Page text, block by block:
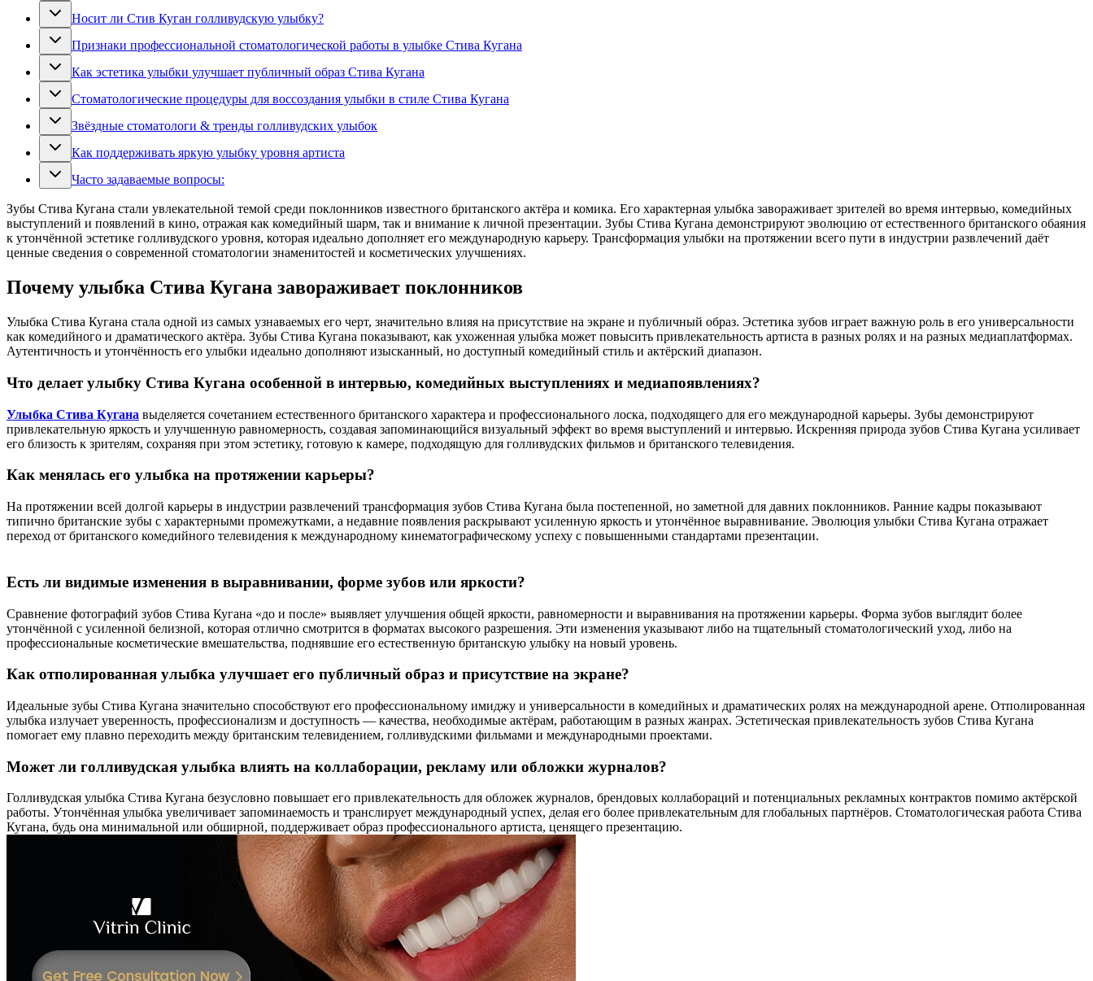
Носит ли Стив Куган голливудскую улыбку?
Признаки профессиональной стоматологической работы в улыбке Стива Кугана
Как эстетика улыбки улучшает публичный образ Стива Кугана
Стоматологические процедуры для воссоздания улыбки в стиле Стива Кугана
Звёздные стоматологи & тренды голливудских улыбок
Как поддерживать яркую улыбку уровня артиста
Часто задаваемые вопросы:
Зубы Стива Кугана стали увлекательной темой среди поклонников известного британского актёра и комика. Его характерная улыбка завораживает зрителей во время интервью, комедийных
выступлений и появлений в кино, отражая как комедийный шарм, так и внимание к личной презентации. Зубы Стива Кугана демонстрируют эволюцию от естественного британского обаяния
к утончённой эстетике голливудского уровня, которая идеально дополняет его международную карьеру. Трансформация улыбки на протяжении всего пути в индустрии развлечений даёт
ценные сведения о современной стоматологии знаменитостей и косметических улучшениях.
Почему улыбка Стива Кугана завораживает поклонников
Улыбка Стива Кугана стала одной из самых узнаваемых его черт, значительно влияя на присутствие на экране и публичный образ. Эстетика зубов играет важную роль в его универсальности
как комедийного и драматического актёра. Зубы Стива Кугана показывают, как ухоженная улыбка может повысить привлекательность артиста в разных ролях и на разных медиаплатформах.
Аутентичность и утончённость его улыбки идеально дополняют изысканный, но доступный комедийный стиль и актёрский диапазон.
Что делает улыбку Стива Кугана особенной в интервью, комедийных выступлениях и медиапоявлениях?
Улыбка Стива Кугана выделяется сочетанием естественного британского характера и профессионального лоска, подходящего для его международной карьеры. Зубы демонстрируют
привлекательную яркость и улучшенную равномерность, создавая запоминающийся визуальный эффект во время выступлений и интервью. Искренняя природа зубов Стива Кугана усиливает
его близость к зрителям, сохраняя при этом эстетику, готовую к камере, подходящую для голливудских фильмов и британского телевидения.
Как менялась его улыбка на протяжении карьеры?
На протяжении всей долгой карьеры в индустрии развлечений трансформация зубов Стива Кугана была постепенной, но заметной для давних поклонников. Ранние кадры показывают
типично британские зубы с характерными промежутками, а недавние появления раскрывают усиленную яркость и утончённое выравнивание. Эволюция улыбки Стива Кугана отражает
переход от британского комедийного телевидения к международному кинематографическому успеху с повышенными стандартами презентации.
Есть ли видимые изменения в выравнивании, форме зубов или яркости?
Сравнение фотографий зубов Стива Кугана «до и после» выявляет улучшения общей яркости, равномерности и выравнивания на протяжении карьеры. Форма зубов выглядит более
утончённой с усиленной белизной, которая отлично смотрится в форматах высокого разрешения. Эти изменения указывают либо на тщательный стоматологический уход, либо на
профессиональные косметические вмешательства, поднявшие его естественную британскую улыбку на новый уровень.
Как отполированная улыбка улучшает его публичный образ и присутствие на экране?
Идеальные зубы Стива Кугана значительно способствуют его профессиональному имиджу и универсальности в комедийных и драматических ролях на международной арене. Отполированная
улыбка излучает уверенность, профессионализм и доступность — качества, необходимые актёрам, работающим в разных жанрах. Эстетическая привлекательность зубов Стива Кугана
помогает ему плавно переходить между британским телевидением, голливудскими фильмами и международными проектами.
Может ли голливудская улыбка влиять на коллаборации, рекламу или обложки журналов?
Голливудская улыбка Стива Кугана безусловно повышает его привлекательность для обложек журналов, брендовых коллабораций и потенциальных рекламных контрактов помимо актёрской
работы. Утончённая улыбка увеличивает запоминаемость и транслирует международный успех, делая его более привлекательным для глобальных партнёров. Стоматологическая работа Стива
Кугана, будь она минимальной или обширной, поддерживает образ профессионального артиста, ценящего презентацию.